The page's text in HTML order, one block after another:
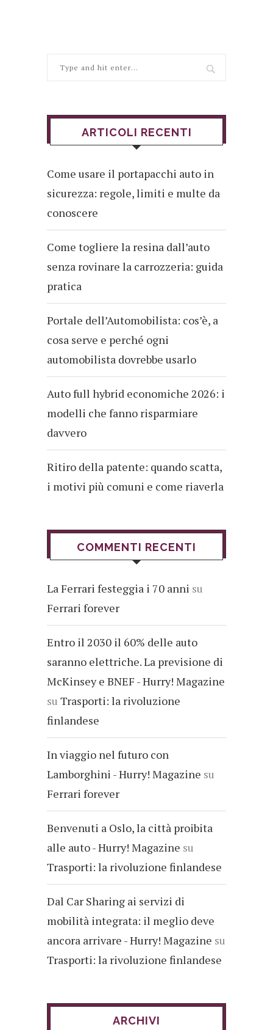
ARTICOLI RECENTI
Come usare il portapacchi auto in
sicurezza: regole, limiti e multe da
conoscere
Come togliere la resina dall’auto
senza rovinare la carrozzeria: guida
pratica
Portale dell’Automobilista: cos’è, a
cosa serve e perché ogni
automobilista dovrebbe usarlo
Auto full hybrid economiche 2026: i
modelli che fanno risparmiare
davvero
Ritiro della patente: quando scatta,
i motivi più comuni e come riaverla
COMMENTI RECENTI
La Ferrari festeggia i 70 anni su
Ferrari forever
Entro il 2030 il 60% delle auto
saranno elettriche. La previsione di
McKinsey e BNEF - Hurry! Magazine
su Trasporti: la rivoluzione
finlandese
In viaggio nel futuro con
Lamborghini - Hurry! Magazine su
Ferrari forever
Benvenuti a Oslo, la città proibita
alle auto - Hurry! Magazine su
Trasporti: la rivoluzione finlandese
Dal Car Sharing ai servizi di
mobilità integrata: il meglio deve
ancora arrivare - Hurry! Magazine su
Trasporti: la rivoluzione finlandese
ARCHIVI